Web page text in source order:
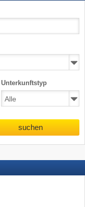
Unterkunftstyp
suchen